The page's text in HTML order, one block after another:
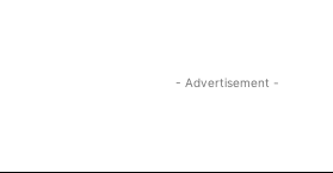
- Advertisement -